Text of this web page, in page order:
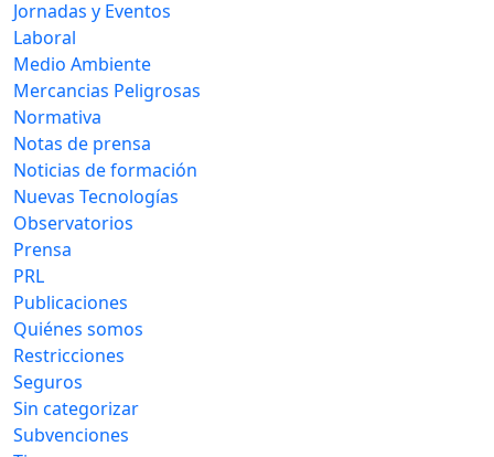
Jornadas y Eventos
Laboral
Medio Ambiente
Mercancias Peligrosas
Normativa
Notas de prensa
Noticias de formación
Nuevas Tecnologías
Observatorios
Prensa
PRL
Publicaciones
Quiénes somos
Restricciones
Seguros
Sin categorizar
Subvenciones